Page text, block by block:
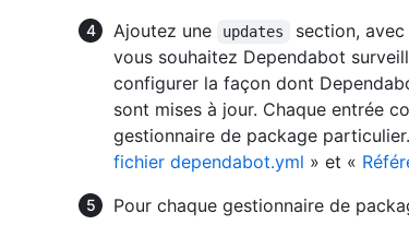
Ajoutez une
updates
section,
vous souhaitez Dependabot
configurer la façon dont
sont mises à jour. Chaque entrée
gestionnaire de package
fichier dependabot.yml » et «
Pour chaque gestionnaire de